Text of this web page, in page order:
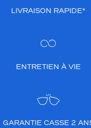
LIVRAISON RAPIDE*
ENTRETIEN À VIE
GARANTIE CASSE 2